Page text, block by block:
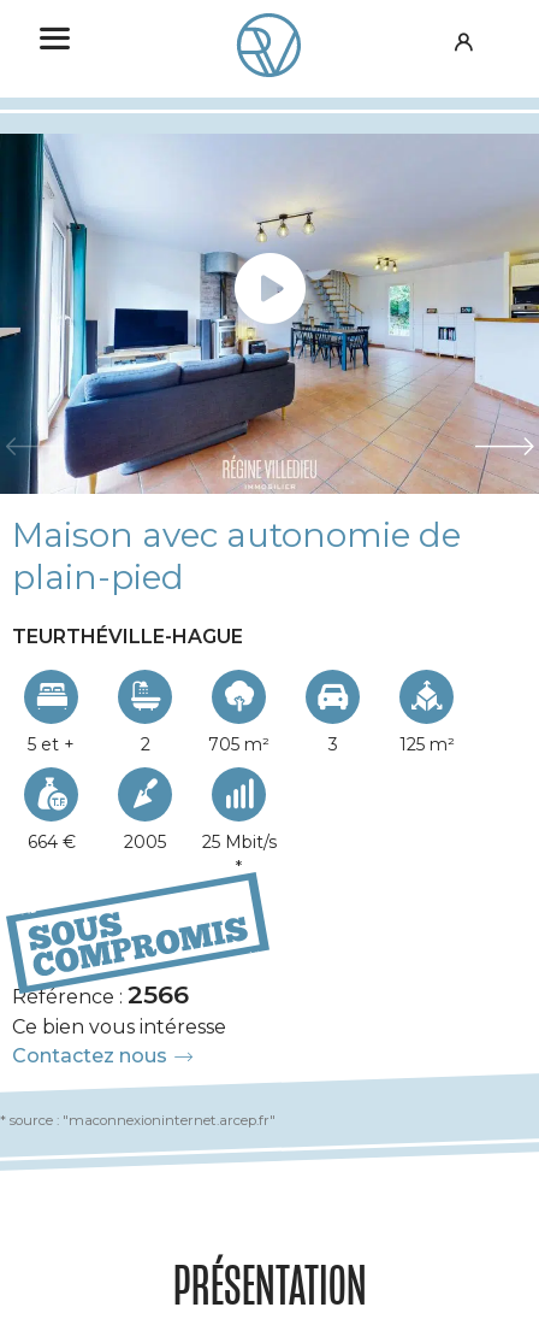
Maison avec autonomie de
plain-pied
TEURTHÉVILLE-HAGUE
5 et + 2 705 m² 3 125 m²
664 € 2005
25 Mbit/s
*
290 000 €
Référence : 2566
Ce bien vous intéresse
Contactez nous
* source : "maconnexioninternet.arcep.fr"
PRÉSENTATION